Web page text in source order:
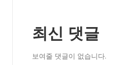
최신 댓글
보여줄 댓글이 없습니다.